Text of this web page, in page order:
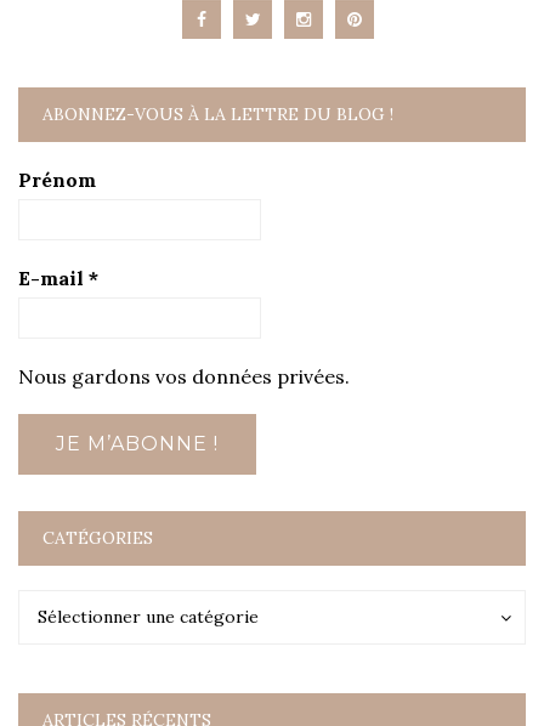
ABONNEZ-VOUS À LA LETTRE DU BLOG !
Prénom
E-mail *
Nous gardons vos données privées.
CATÉGORIES
Sélectionner une catégorie
Catégories
ARTICLES RÉCENTS